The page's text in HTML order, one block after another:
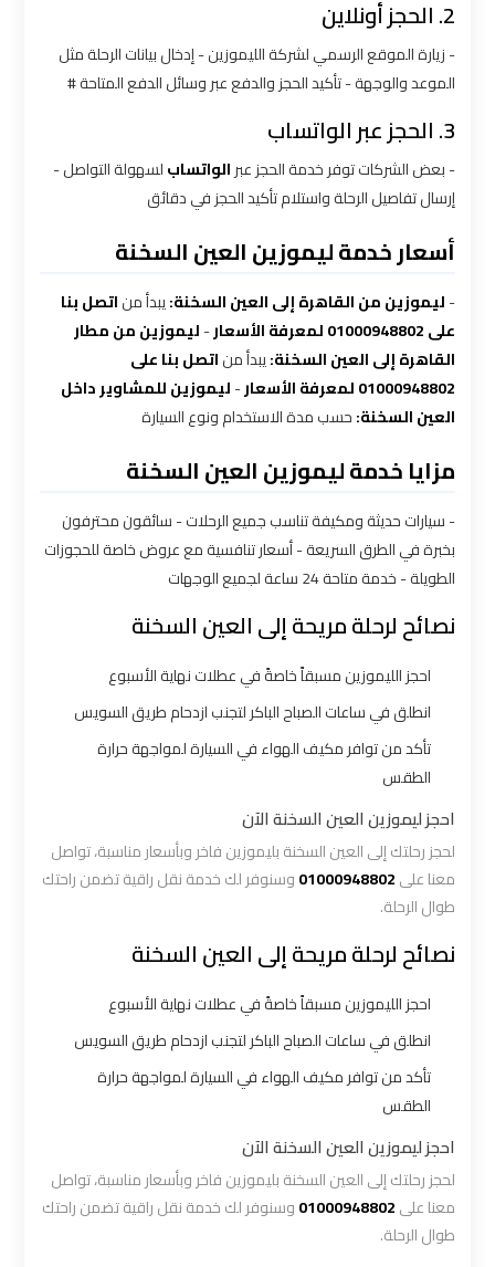
2. الحجز أونلاين
- زيارة الموقع الرسمي لشركة الليموزين - إدخال بيانات الرحلة مثل
الموعد والوجهة - تأكيد الحجز والدفع عبر وسائل الدفع المتاحة #
3. الحجز عبر الواتساب
- بعض الشركات توفر خدمة الحجز عبرالواتسابلسهولة التواصل -
إرسال تفاصيل الرحلة واستلام تأكيد الحجز في دقائق
أسعار خدمة ليموزين العين السخنة
-ليموزين من القاهرة إلى العين السخنة:يبدأ مناتصل بنا
على 01000948802 لمعرفة الأسعار
-ليموزين من مطار
القاهرة إلى العين السخنة:يبدأ مناتصل بنا على
01000948802 لمعرفة الأسعار
-ليموزين للمشاوير داخل
العين السخنة:حسب مدة الاستخدام ونوع السيارة
مزايا خدمة ليموزين العين السخنة
- سيارات حديثة ومكيفة تناسب جميع الرحلات - سائقون محترفون
بخبرة في الطرق السريعة - أسعار تنافسية مع عروض خاصة للحجوزات
الطويلة - خدمة متاحة 24 ساعة لجميع الوجهات
نصائح لرحلة مريحة إلى العين السخنة
احجز الليموزين مسبقاً خاصةً في عطلات نهاية الأسبوع
انطلق في ساعات الصباح الباكر لتجنب ازدحام طريق السويس
تأكد من توافر مكيف الهواء في السيارة لمواجهة حرارة
الطقس
احجز ليموزين العين السخنة الآن
لحجز رحلتك إلى العين السخنة بليموزين فاخر وبأسعار مناسبة، تواصل
معنا على01000948802وسنوفر لك خدمة نقل راقية تضمن راحتك
طوال الرحلة.
نصائح لرحلة مريحة إلى العين السخنة
احجز الليموزين مسبقاً خاصةً في عطلات نهاية الأسبوع
انطلق في ساعات الصباح الباكر لتجنب ازدحام طريق السويس
تأكد من توافر مكيف الهواء في السيارة لمواجهة حرارة
الطقس
احجز ليموزين العين السخنة الآن
لحجز رحلتك إلى العين السخنة بليموزين فاخر وبأسعار مناسبة، تواصل
معنا على01000948802وسنوفر لك خدمة نقل راقية تضمن راحتك
طوال الرحلة.
ليموزين
القاهره
ليموزين
اسكندرية
القاهرة
ليموزين
الإسكندرية
القاهرة
ليموزين
القاهرة
ليموزين
الاسكندريه
الاسكندريه
ليموزين
الاسكندريه
الشيخ
الاسكندريه
الأحمر